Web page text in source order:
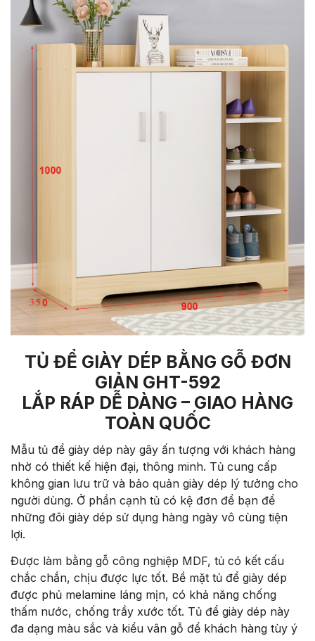
TỦ ĐỂ GIÀY DÉP BẰNG GỖ ĐƠN
GIẢN GHT-592
LẮP RÁP DỄ DÀNG – GIAO HÀNG
TOÀN QUỐC
Mẫu tủ để giày dép này gây ấn tượng với khách hàng
nhờ có thiết kế hiện đại, thông minh. Tủ cung cấp
không gian lưu trữ và bảo quản giày dép lý tưởng cho
người dùng. Ở phần cạnh tủ có kệ đơn để bạn để
những đôi giày dép sử dụng hàng ngày vô cùng tiện
lợi.
Được làm bằng gỗ công nghiệp MDF, tủ có kết cấu
chắc chắn, chịu được lực tốt. Bề mặt tủ để giày dép
được phủ melamine láng mịn, có khả năng chống
thấm nước, chống trầy xước tốt. Tủ để giày dép này
đa dạng màu sắc và kiểu vân gỗ để khách hàng tùy ý